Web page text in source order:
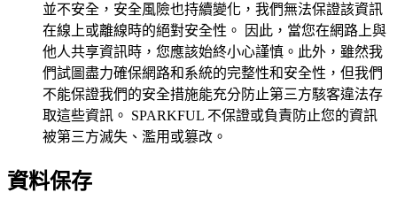
並不安全，安全風險也持續變化，我們無法保證該資訊
在線上或離線時的絕對安全性。 因此，當您在網路上與
他人共享資訊時，您應該始終小心謹慎。此外，雖然我
們試圖盡力確保網路和系統的完整性和安全性，但我們
不能保證我們的安全措施能充分防止第三方駭客違法存
取這些資訊。 SPARKFUL 不保證或負責防止您的資訊
被第三方滅失、濫用或篡改。
資料保存